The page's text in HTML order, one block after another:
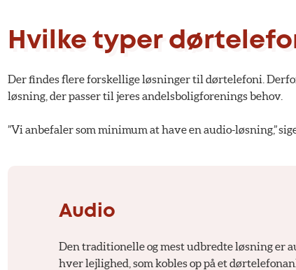
Hvilke typer
Der findes flere forskellige løsninger til dørtelefoni.
løsning, der passer til jeres andelsboligforenings behov.
”Vi anbefaler som minimum at have en audio-løsning,”
Audio
Den traditionelle og mest udbredte løsning er
hver lejlighed, som kobles op på et